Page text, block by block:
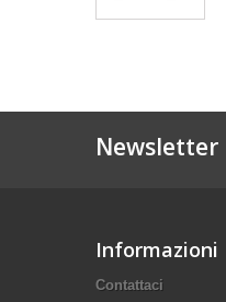
Newsletter
Informazioni
Contattaci